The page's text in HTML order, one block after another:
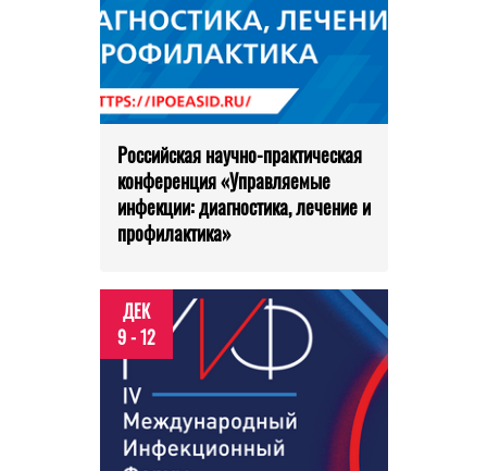
Российская научно-практическая
конференция «Управляемые
инфекции: диагностика, лечение и
профилактика»
ДЕК
9 - 12